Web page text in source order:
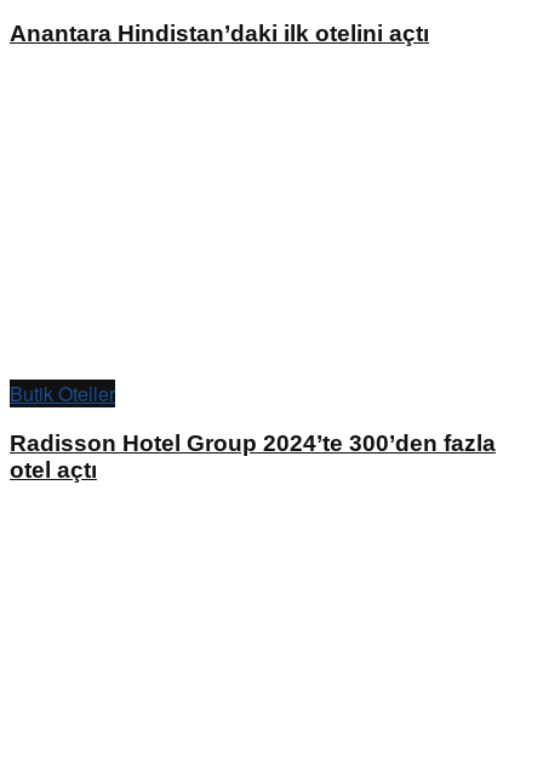
Anantara Hindistan’daki ilk otelini açtı
Butik Oteller
Radisson Hotel Group 2024’te 300’den fazla
otel açtı